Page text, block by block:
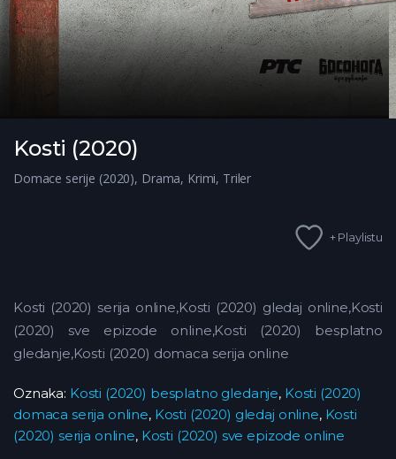
Kosti (2020)
Domace serije (2020), Drama, Krimi, Triler
+ Playlistu
Kosti (2020) serija online,Kosti (2020) gledaj online,Kosti
(2020) sve epizode online,Kosti (2020) besplatno
gledanje,Kosti (2020) domaca serija online
Oznaka: Kosti (2020) besplatno gledanje, Kosti (2020)
domaca serija online, Kosti (2020) gledaj online, Kosti
(2020) serija online, Kosti (2020) sve epizode online